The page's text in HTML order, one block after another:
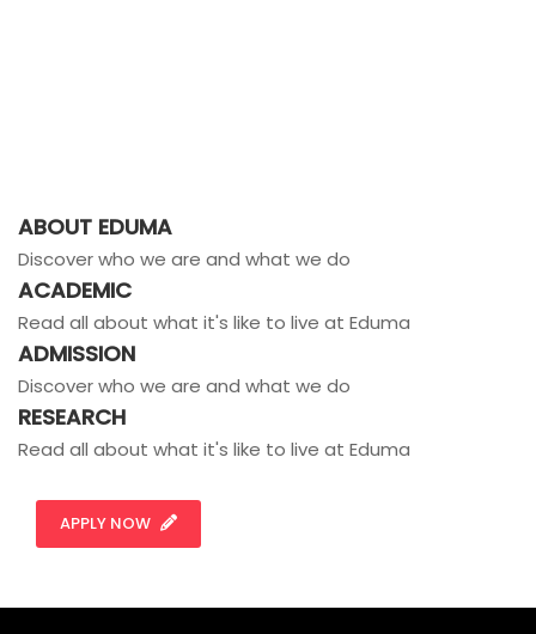
ABOUT EDUMA
Discover who we are and what we do
ACADEMIC
Read all about what it's like to live at Eduma
ADMISSION
Discover who we are and what we do
RESEARCH
Read all about what it's like to live at Eduma
APPLY NOW